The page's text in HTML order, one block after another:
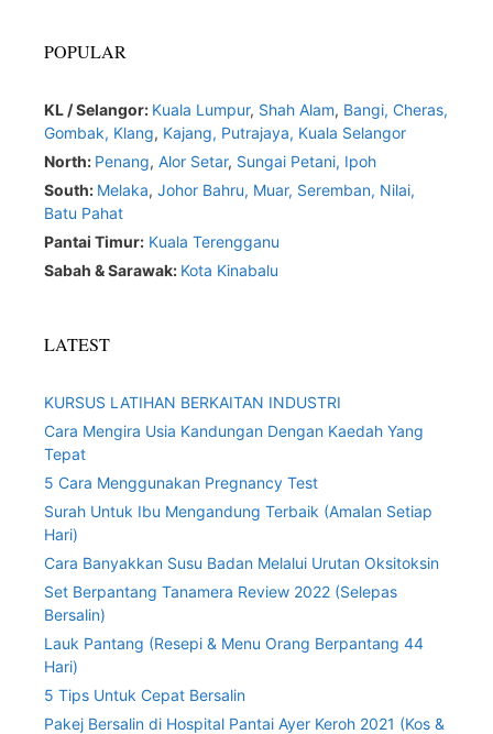
POPULAR
KL / Selangor: Kuala Lumpur, Shah Alam, Bangi, Cheras,
Gombak, Klang, Kajang, Putrajaya, Kuala Selangor
North: Penang, Alor Setar, Sungai Petani, Ipoh
South: Melaka, Johor Bahru, Muar, Seremban, Nilai,
Batu Pahat
Pantai Timur: Kuala Terengganu
Sabah & Sarawak: Kota Kinabalu
LATEST
KURSUS LATIHAN BERKAITAN INDUSTRI
Cara Mengira Usia Kandungan Dengan Kaedah Yang
Tepat
5 Cara Menggunakan Pregnancy Test
Surah Untuk Ibu Mengandung Terbaik (Amalan Setiap
Hari)
Cara Banyakkan Susu Badan Melalui Urutan Oksitoksin
Set Berpantang Tanamera Review 2022 (Selepas
Bersalin)
Lauk Pantang (Resepi & Menu Orang Berpantang 44
Hari)
5 Tips Untuk Cepat Bersalin
Pakej Bersalin di Hospital Pantai Ayer Keroh 2021 (Kos &